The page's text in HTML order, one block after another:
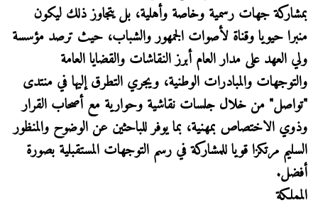
بمشاركة جهات رسمية وخاصة وأهلية، بل يتجاوز ذلك ليكون
منبرا حيويا وقناة لأصوات الجمهور والشباب، حيث ترصد مؤسسة
ولي العهد على مدار العام أبرز النقاشات والقضايا العامة
والتوجهات والمبادرات الوطنية، ويجري التطرق إليها في منتدى
"تواصل" من خلال جلسات نقاشية وحوارية مع أصحاب القرار
وذوي الاختصاص بمهنية، بما يوفر للباحثين عن الوضوح والمنظور
السليم مرتكزا قويا للمشاركة في رسم التوجهات المستقبلية بصورة
أفضل.
المملكة